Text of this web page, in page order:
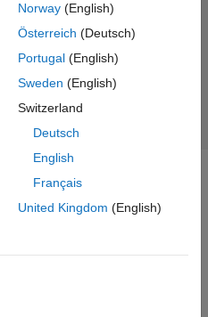
Norway(English)
Österreich (Deutsch)
Portugal(English)
Sweden (English)
Switzerland
Deutsch
English
Français
United Kingdom (English)
ション ステータス
Inc.